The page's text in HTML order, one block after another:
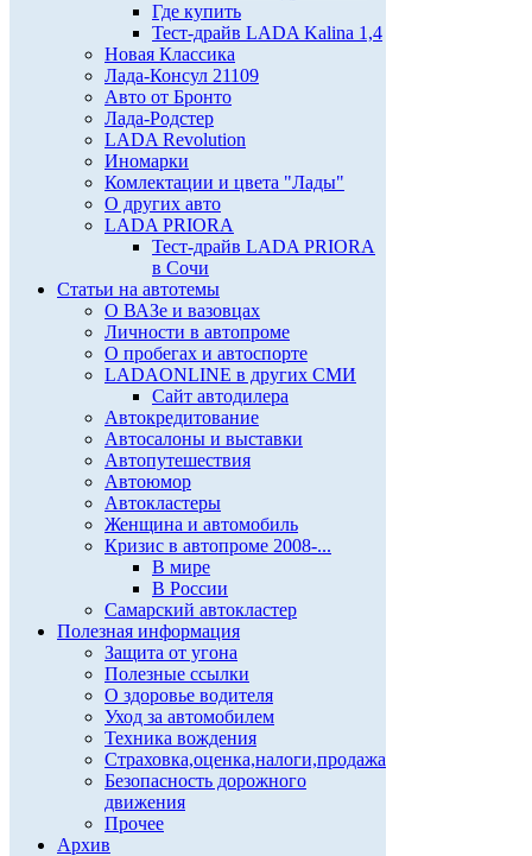
Где купить
Тест-драйв LADA Kalina 1,4
Новая Классика
Лада-Консул 21109
Авто от Бронто
Лада-Родстер
LADA Revolution
Иномарки
Комлектации и цвета "Лады"
О других авто
LADA PRIORA
Тест-драйв LADA PRIORA
в Сочи
Статьи на автотемы
О ВАЗе и вазовцах
Личности в автопроме
О пробегах и автоспорте
LADAONLINE в других СМИ
Сайт автодилера
Автокредитование
Автосалоны и выставки
Автопутешествия
Автоюмор
Автокластеры
Женщина и автомобиль
Кризис в автопроме 2008-...
В мире
В России
Самарский автокластер
Полезная информация
Защита от угона
Полезные ссылки
О здоровье водителя
Уход за автомобилем
Техника вождения
Страховка,оценка,налоги,продажа
Безопасность дорожного
движения
Прочее
Архив